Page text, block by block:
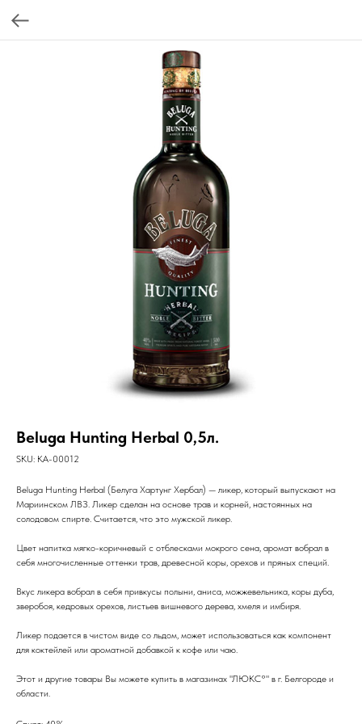
Beluga Hunting Herbal 0,5л.
SKU: KA-00012
Beluga Hunting Herbal (Белуга Хартунг Хербал) — ликер, который выпускают на
Мариинском ЛВЗ. Ликер сделан на основе трав и корней, настоянных на
солодовом спирте. Считается, что это мужской ликер.
Цвет напитка мягко-коричневый с отблесками мокрого сена, аромат вобрал в
себя многочисленные оттенки трав, древесной коры, орехов и пряных специй.
Вкус ликера вобрал в себя привкусы полыни, аниса, можжевельника, коры дуба,
зверобоя, кедровых орехов, листьев вишневого дерева, хмеля и имбиря.
Ликер подается в чистом виде со льдом, может использоваться как компонент
для коктейлей или ароматной добавкой к кофе или чаю.
Этот и другие товары Вы можете купить в магазинах "ЛЮКС°" в г. Белгороде и
области.